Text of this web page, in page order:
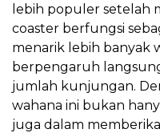
lebih populer setelah
coaster berfungsi
menarik lebih banyak
berpengaruh
jumlah kunjungan.
wahana ini bukan
juga dalam